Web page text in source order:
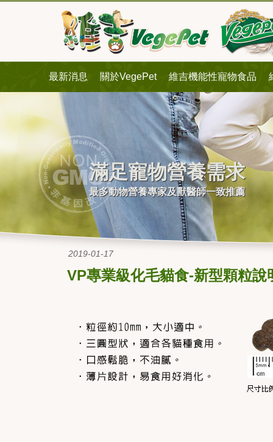
最新消息 關於VegePet 維吉機能性寵物食品
滿足寵物營養需求
最多動物營養專家及獸醫師一致推薦
2019-01-17
VP專業級化毛貓食-新型顆粒說